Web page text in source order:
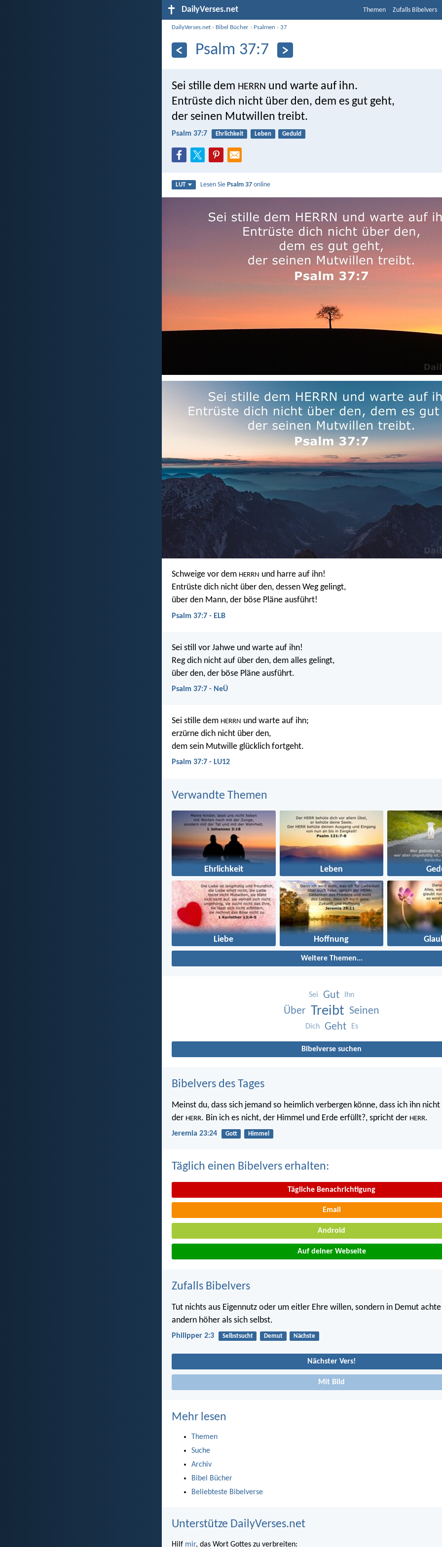
DailyVerses.net Themen Zufalls Bibelvers
DailyVerses.net › Bibel Bücher › Psalmen ›37
Psalm 37:7
Sei stille dem HERRN und warte auf ihn.
Entrüste dich nicht über den, dem es gut geht,
der seinen Mutwillen treibt.
Psalm 37:7 Ehrlichkeit Leben Geduld
LUT Lesen SiePsalm 37 online
Schweige vor dem HERRN und harre auf ihn!
Entrüste dich nicht über den, dessen Weg gelingt,
über den Mann, der böse Pläne ausführt!
Psalm 37:7 - ELB
Sei still vor Jahwe und warte auf ihn!
Reg dich nicht auf über den, dem alles gelingt,
über den, der böse Pläne ausführt.
Psalm 37:7 - NeÜ
Sei stille dem HERRN und warte auf ihn;
erzürne dich nicht über den,
dem sein Mutwille glücklich fortgeht.
Psalm 37:7 - LU12
Verwandte Themen
Ehrlichkeit Leben
Liebe Hoffnung
Weitere Themen...
Sei Gut Ihn
Über Treibt Seinen
Dich Geht Es
Bibelverse suchen
Bibelvers des Tages
Meinst du, dass sich jemand so heimlich verbergen könne, dass ich ihn
der HERR. Bin ich es nicht, der Himmel und Erde erfüllt?, spricht der HERR.
Jeremia 23:24 Gott Himmel
Täglich einen Bibelvers erhalten:
Tägliche Benachrichtigung
Email
Android
Auf deiner Webseite
Zufalls Bibelvers
Tut nichts aus Eigennutz oder um eitler Ehre willen, sondern in Demut
andern höher als sich selbst.
Philipper 2:3 Selbstsucht Demut Nächste
Nächster Vers!
Mit Bild
Mehr lesen
Themen
Suche
Archiv
Bibel Bücher
Beliebteste Bibelverse
Unterstütze DailyVerses.net
Hilf mir, das Wort Gottes zu verbreiten: